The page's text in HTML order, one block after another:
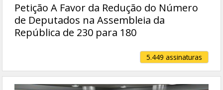
Petição A Favor da Redução do Número
de Deputados na Assembleia da
República de 230 para 180
5.449 assinaturas